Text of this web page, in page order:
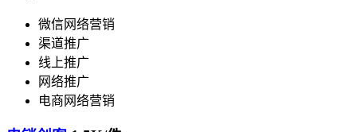
微信网络营销
渠道推广
线上推广
网络推广
电商网络营销